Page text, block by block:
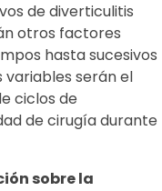
de diverticulitis
otros factores
hasta sucesivos
serán el
ciclos de
de cirugía durante
sobre la